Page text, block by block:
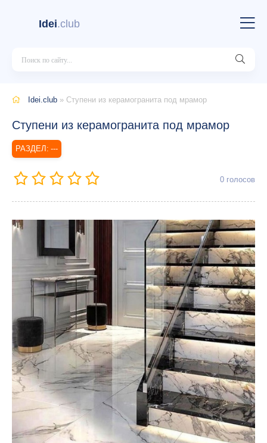
Idei.club
Idei.club » Ступени из керамогранита под мрамор
Ступени из керамогранита под мрамор
---
0 голосов